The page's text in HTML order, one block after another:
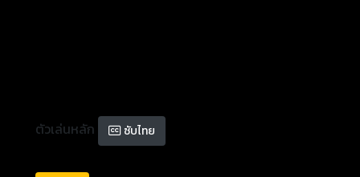
ตัวเล่นหลัก ซับไทย